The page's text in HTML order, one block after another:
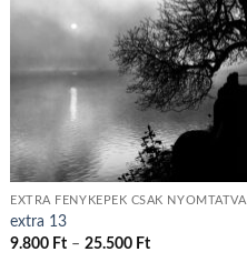
EXTRA FÉNYKÉPEK CSAK NYOMTATVA
extra 13
9.800 Ft – 25.500 FtÁrtartomány: